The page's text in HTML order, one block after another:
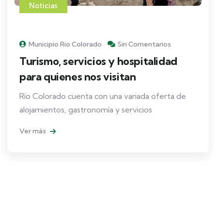
Noticias
Municipio Rio Colorado Sin Comentarios
Turismo, servicios y hospitalidad
para quienes nos visitan
Río Colorado cuenta con una variada oferta de
alojamientos, gastronomía y servicios
Ver más